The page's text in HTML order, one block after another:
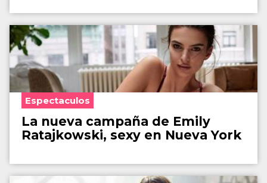
Espectaculos
La nueva campaña de Emily
Ratajkowski, sexy en Nueva York